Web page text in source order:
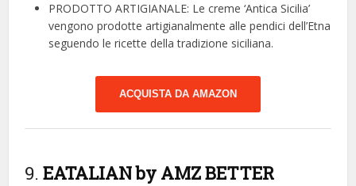
PRODOTTO ARTIGIANALE: Le creme ‘Antica Sicilia’
vengono prodotte artigianalmente alle pendici dell’Etna
seguendo le ricette della tradizione siciliana.
ACQUISTA DA AMAZON
9.EATALIAN by AMZ BETTER